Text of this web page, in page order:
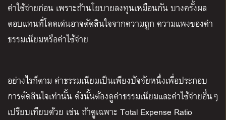
ค่าใช้จ่ายก่อน เพราะถ้านโยบายลงทุนเหมือนกัน บางครั้งผล
ตอบแทนที่โดดเด่นอาจตัดสินใจจากความถูก ความแพงของค่า
ธรรมเนียมหรือค่าใช้จ่าย
อย่างไรก็ตาม ค่าธรรมเนียมเป็นเพียงปัจจัยหนึ่งเพื่อประกอบ
การตัดสินใจเท่านั้น ดังนั้นต้องดูค่าธรรมเนียมและค่าใช้จ่ายอื่นๆ
เปรียบเทียบด้วย เช่น ถ้าดูเฉพาะ Total Expense Ratio